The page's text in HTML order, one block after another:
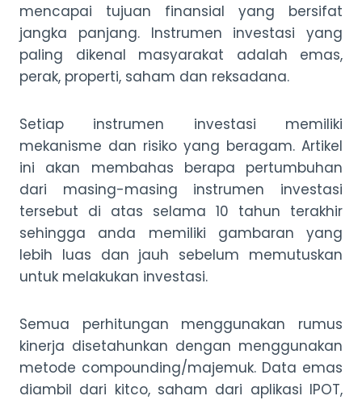
mencapai tujuan finansial yang bersifat
jangka panjang. Instrumen investasi yang
paling dikenal masyarakat adalah emas,
perak, properti, saham dan reksadana.
Setiap instrumen investasi memiliki
mekanisme dan risiko yang beragam. Artikel
ini akan membahas berapa pertumbuhan
dari masing-masing instrumen investasi
tersebut di atas selama 10 tahun terakhir
sehingga anda memiliki gambaran yang
lebih luas dan jauh sebelum memutuskan
untuk melakukan investasi.
Semua perhitungan menggunakan rumus
kinerja disetahunkan dengan menggunakan
metode compounding/majemuk. Data emas
diambil dari kitco, saham dari aplikasi IPOT,